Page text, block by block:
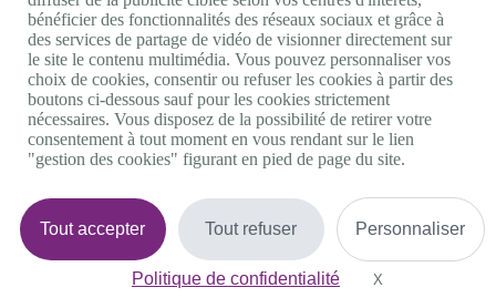
Service AppuiPro
Nous suivre
Youtube
Linkedin
Facebook
Twitter
0 800 11 10 09Services & appel gratuitsDe 9h à 18h.
Nous contacter
Plateforme de mise en contact LSF
Gestion des cookies
bénéficier des fonctionnalités des réseaux sociaux et grâce à
des services de partage de vidéo de visionner directement sur
le site le contenu multimédia. Vous pouvez personnaliser vos
choix de cookies, consentir ou refuser les cookies à partir des
boutons ci-dessous sauf pour les cookies strictement
nécessaires. Vous disposez de la possibilité de retirer votre
consentement à tout moment en vous rendant sur le lien
"gestion des cookies" figurant en pied de page du site.
Tout accepter Tout refuser Personnaliser
Politique de confidentialité X